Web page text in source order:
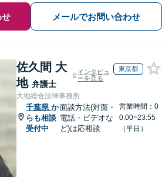
メールでお問い合わせ
佐久間 大
地 弁護士
インタビュ
ーを見る
東京都
大地総合法律事務所
千葉県 か
らも相談
受付中
面談方法(対面・
電話・ビデオな
ど)は応相談
営業時間：0
0:00~23:55
（平日）